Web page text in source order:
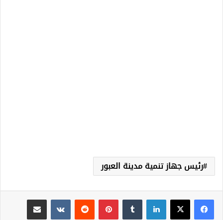
رئيس جهاز تنمية مدينة العبور
لينكدإن بينتيريست